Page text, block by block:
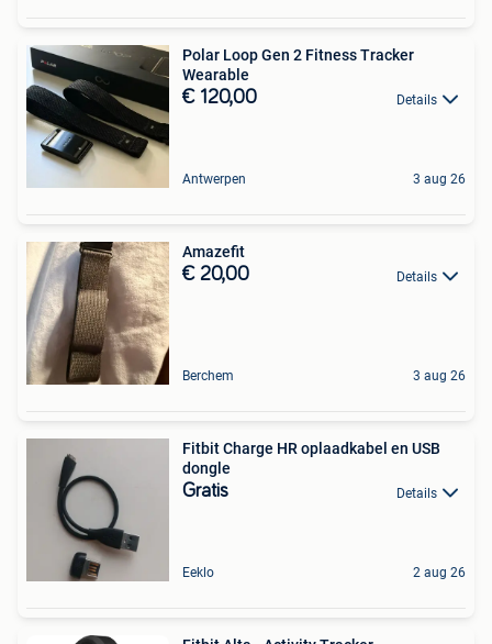
Polar Loop Gen 2 Fitness Tracker
Wearable
€ 120,00 Details
Antwerpen 3 aug 26
Amazefit
€ 20,00 Details
Berchem 3 aug 26
Fitbit Charge HR oplaadkabel en USB
dongle
Gratis Details
Eeklo 2 aug 26